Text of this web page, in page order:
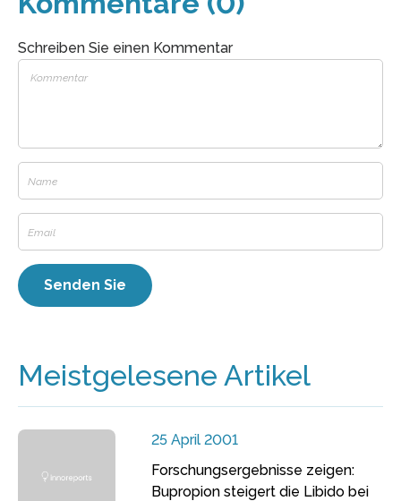
Schreiben Sie einen Kommentar
Meistgelesene Artikel
25 April 2001
Forschungsergebnisse zeigen:
Bupropion steigert die Libido bei